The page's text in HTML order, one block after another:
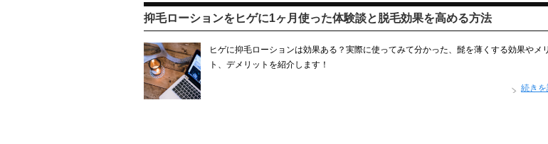
抑毛ローションをヒゲに1ヶ月使った体験談と脱毛効果を高める方法
ヒゲに抑毛ローションは効果ある？実際に使ってみて分かった、髭を薄くする効果やメ
ト、デメリットを紹介します！
続き